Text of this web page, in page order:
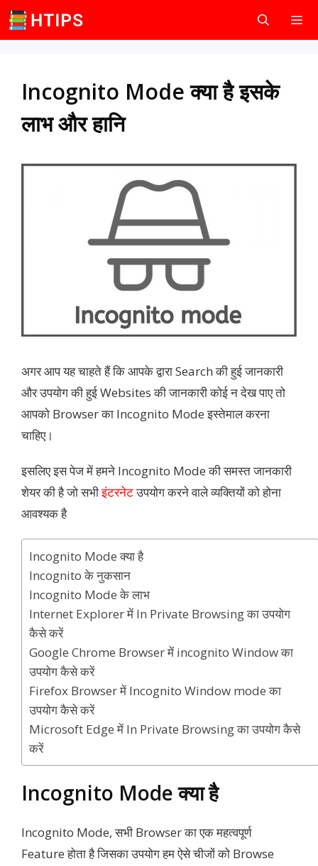
Skip
to
Incognito Mode क्या है इसके
लाभ और हानि
अगर आप यह चाहते हैं कि आपके द्वारा Search की हुई जानकारी
और उपयोग की हुई Websites की जानकारी कोई न देख पाए तो
आपको Browser का Incognito Mode इस्तेमाल करना
चाहिए।
इसलिए इस पेज में हमने Incognito Mode की समस्त जानकारी
शेयर की है जो सभीइंटरनेटउपयोग करने वाले व्यक्तियों को होना
आवश्यक है
Incognito Mode क्या है
Incognito के नुकसान
Incognito Mode के लाभ
Internet Explorer में In Private Browsing का उपयोग
कैसे करें
Google Chrome Browser में incognito Window का
उपयोग कैसे करें
Firefox Browser में Incognito Window mode का
उपयोग कैसे करें
Microsoft Edge में In Private Browsing का उपयोग कैसे
करें
Incognito Mode क्या है
Incognito Mode, सभी Browser का एक महत्वपूर्ण
Feature होता है जिसका उपयोग हम ऐसे चीजों को Browse